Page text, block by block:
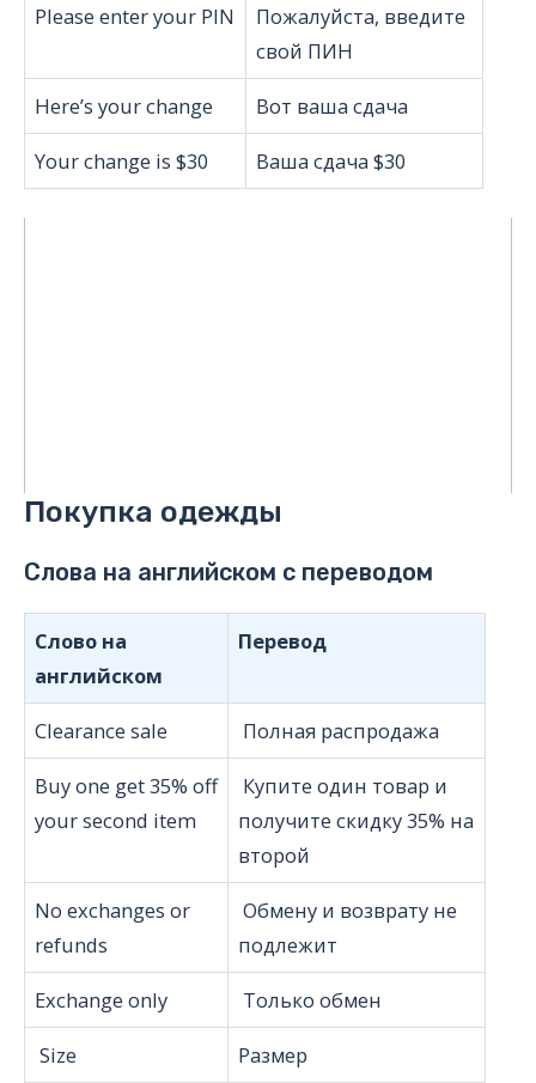
Please enter your PIN
Пожалуйста, введите
свой ПИН
Here’s your change
Вот ваша сдача
Your change is $30
Ваша сдача $30
Покупка одежды
Слова на английском с переводом
Слово на
английском
Перевод
Clearance sale
Полная распродажа
Buy one get 35% off
your second item
Купите один товар и
получите скидку 35% на
второй
No exchanges or
refunds
Обмену и возврату не
подлежит
Exchange only
Только обмен
Size
Размер